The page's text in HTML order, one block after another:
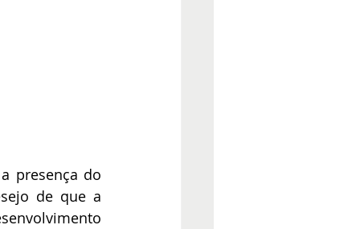
presença do
de que a